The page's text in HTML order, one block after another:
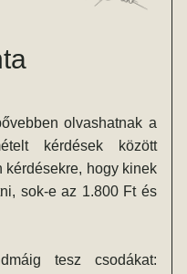
olvashatnak a
kérdések között
kérdésekre, hogy kinek
sok-e az 1.800 Ft és
tesz csodákat: